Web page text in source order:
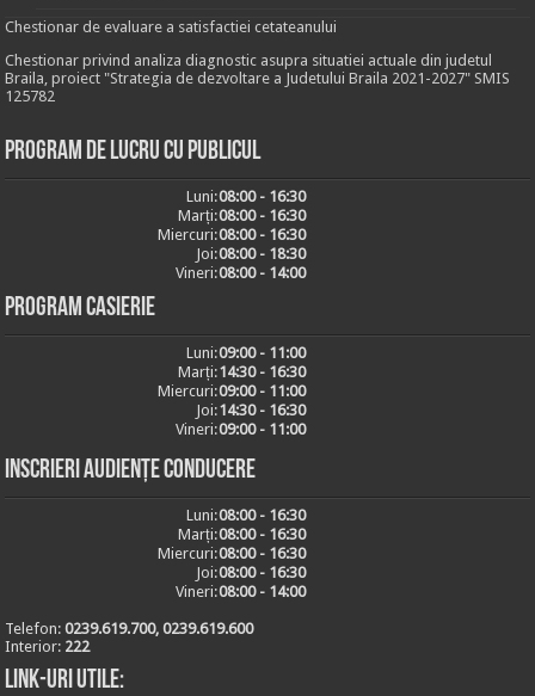
Chestionar de evaluare a satisfactiei cetateanului
Chestionar privind analiza diagnostic asupra situatiei actuale din judetul
Braila, proiect "Strategia de dezvoltare a Judetului Braila 2021-2027" SMIS
125782
Program de lucru cu publicul
Luni:08:00 - 16:30
Marți:08:00 - 16:30
Miercuri:08:00 - 16:30
Joi:08:00 - 18:30
Vineri:08:00 - 14:00
Program casierie
Luni:09:00 - 11:00
Marți:14:30 - 16:30
Miercuri:09:00 - 11:00
Joi:14:30 - 16:30
Vineri:09:00 - 11:00
Inscrieri audiențe conducere
Luni:08:00 - 16:30
Marți:08:00 - 16:30
Miercuri:08:00 - 16:30
Joi:08:00 - 16:30
Vineri:08:00 - 14:00
Telefon:0239.619.700, 0239.619.600
Interior: 222
Link-uri utile: